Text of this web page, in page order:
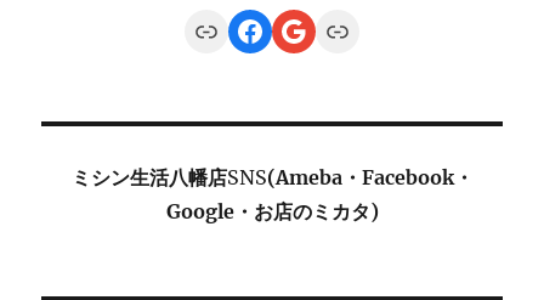
LinkFacebook
Google
Link
ミシン生活八幡店SNS(Ameba・Facebook・
Google・お店のミカタ)